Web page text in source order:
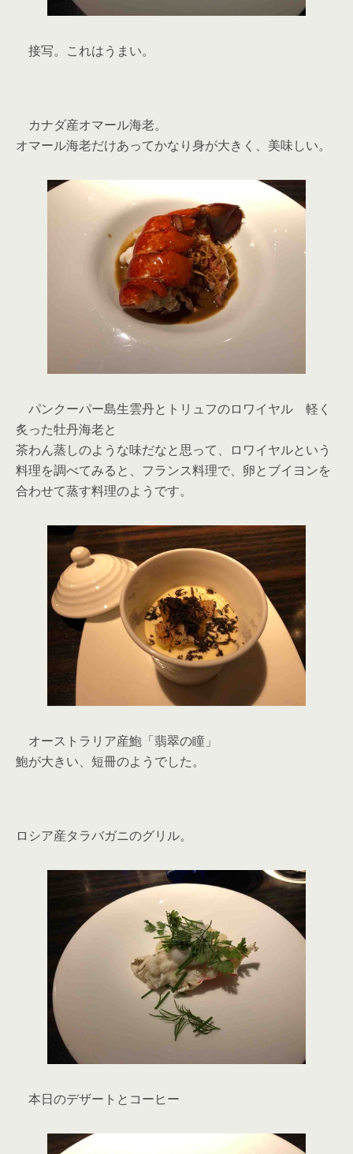
接写。これはうまい。
カナダ産オマール海老。
オマール海老だけあってかなり身が大きく、美味しい。
パンクーパー島生雲丹とトリュフのロワイヤル 軽く
炙った牡丹海老と
茶わん蒸しのような味だなと思って、ロワイヤルという
料理を調べてみると、フランス料理で、卵とブイヨンを
合わせて蒸す料理のようです。
オーストラリア産鮑「翡翠の瞳」
鮑が大きい、短冊のようでした。
ロシア産タラバガニのグリル。
本日のデザートとコーヒー